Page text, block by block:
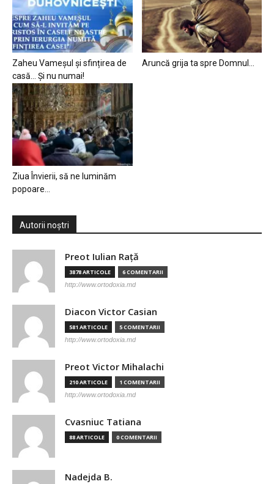
Zaheu Vameșul și sfințirea de
casă… Și nu numai!
Aruncă grija ta spre Domnul…
Ziua Învierii, să ne luminăm
popoare…
Autorii noștri
Preot Iulian Raţă
3878 ARTICOLE 6 COMENTARII
http://www.ortodoxia.md
Diacon Victor Casian
581 ARTICOLE 5 COMENTARII
http://www.ortodoxia.md
Preot Victor Mihalachi
210 ARTICOLE 1 COMENTARII
http://www.ortodoxia.md
Cvasniuc Tatiana
88 ARTICOLE 0 COMENTARII
Nadejda B.